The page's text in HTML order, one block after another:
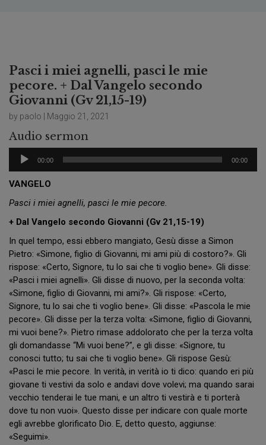
Pasci i miei agnelli, pasci le mie
pecore. + Dal Vangelo secondo
Giovanni (Gv 21,15-19)
by paolo | Maggio 21, 2021
Audio sermon
Audio
Player
00:00 00:00
VANGELO
Pasci i miei agnelli, pasci le mie pecore.
+ Dal Vangelo secondo Giovanni (Gv 21,15-19)
In quel tempo, essi ebbero mangiato, Gesù disse a Simon
Pietro: «Simone, figlio di Giovanni, mi ami più di costoro?». Gli
rispose: «Certo, Signore, tu lo sai che ti voglio bene». Gli disse:
«Pasci i miei agnelli». Gli disse di nuovo, per la seconda volta:
«Simone, figlio di Giovanni, mi ami?». Gli rispose: «Certo,
Signore, tu lo sai che ti voglio bene». Gli disse: «Pascola le mie
pecore». Gli disse per la terza volta: «Simone, figlio di Giovanni,
mi vuoi bene?». Pietro rimase addolorato che per la terza volta
gli domandasse “Mi vuoi bene?”, e gli disse: «Signore, tu
conosci tutto; tu sai che ti voglio bene». Gli rispose Gesù:
«Pasci le mie pecore. In verità, in verità io ti dico: quando eri più
giovane ti vestivi da solo e andavi dove volevi; ma quando sarai
vecchio tenderai le tue mani, e un altro ti vestirà e ti porterà
dove tu non vuoi». Questo disse per indicare con quale morte
egli avrebbe glorificato Dio. E, detto questo, aggiunse:
«Seguimi».